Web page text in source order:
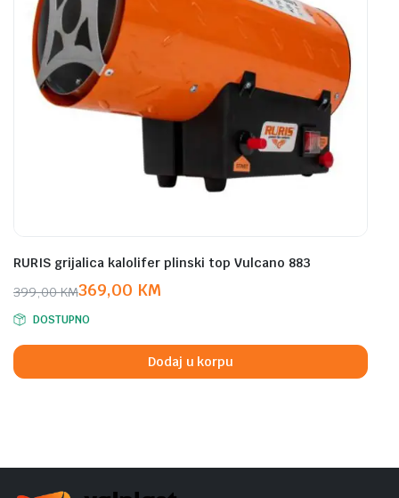
RURIS grijalica kalolifer plinski top Vulcano 883
399,00KM
Original
price
was:
399,00 KM.
369,00 KM
Current
price
is:
369,00 KM.
DOSTUPNO
Dodaj u korpu